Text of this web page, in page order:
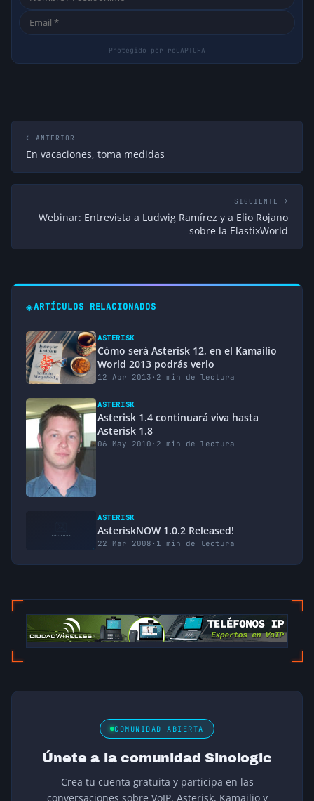
← ANTERIOR
En vacaciones, toma medidas
SIGUIENTE →
Webinar: Entrevista a Ludwig Ramírez y a Elio Rojano
sobre la ElastixWorld
◈ARTÍCULOS RELACIONADOS
ASTERISK
Cómo será Asterisk 12, en el Kamailio
World 2013 podrás verlo
12 Abr 2013 · 2 min de lectura
ASTERISK
Asterisk 1.4 continuará viva hasta
Asterisk 1.8
06 May 2010 · 2 min de lectura
ASTERISK
AsteriskNOW 1.0.2 Released!
22 Mar 2008 · 1 min de lectura
COMUNIDAD ABIERTA
Únete a la comunidad Sinologic
Crea tu cuenta gratuita y participa en las
conversaciones sobre VoIP, Asterisk, Kamailio y